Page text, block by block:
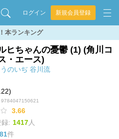
ログイン 新規会員登録
本ランキング
ヒちゃんの憂鬱 (1) (角川コ
・エース)
のいぢ 谷川流
9784047150621
3.66
: 1417人
81件